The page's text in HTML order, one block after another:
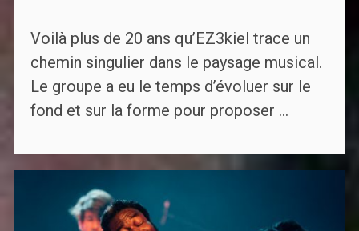
Voilà plus de 20 ans qu’EZ3kiel trace un
chemin singulier dans le paysage musical.
Le groupe a eu le temps d’évoluer sur le
fond et sur la forme pour proposer ...